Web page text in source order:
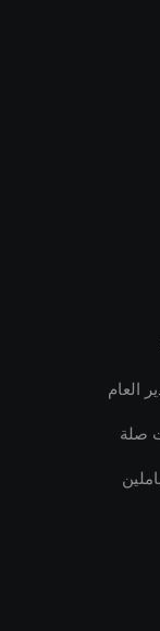
العام
صلة